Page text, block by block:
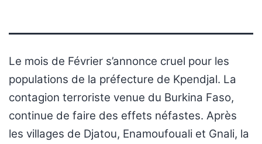
Le mois de Février s’annonce cruel pour les
populations de la préfecture de Kpendjal. La
contagion terroriste venue du Burkina Faso,
continue de faire des effets néfastes. Après
les villages de Djatou, Enamoufouali et Gnali, la